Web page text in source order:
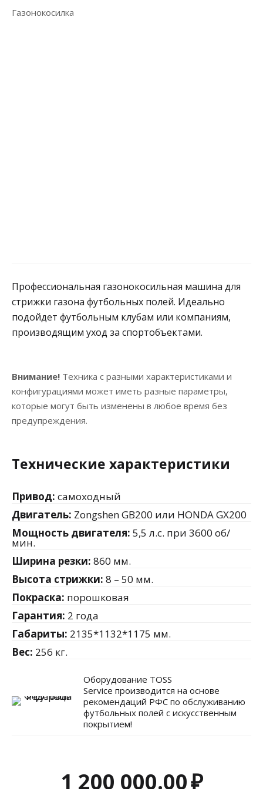
Газонокосилка
Профессиональная газонокосильная машина для
стрижки газона футбольных полей. Идеально
подойдет футбольным клубам или компаниям,
производящим уход за спортобъектами.
Внимание! Техника с разными характеристиками и
конфигурациями может иметь разные параметры,
которые могут быть изменены в любое время без
предупреждения.
Технические характеристики
Привод: самоходный
Двигатель: Zongshen GB200 или HONDA GX200
Мощность двигателя: 5,5 л.с. при 3600 об/
мин.
Ширина резки: 860 мм.
Высота стрижки: 8 – 50 мм.
Покраска: порошковая
Гарантия: 2 года
Габариты: 2135*1132*1175 мм.
Вес: 256 кг.
Оборудование TOSS
Service производится на основе
рекомендаций РФС по обслуживанию
футбольных полей с искусственным
покрытием!
₽
1 200 000.00